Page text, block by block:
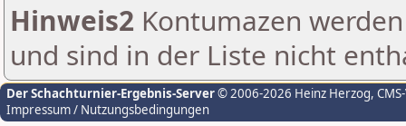
Hinweis2 Kontumazen
und sind in der Liste nicht
Der Schachturnier-Ergebnis-Server© 2006-2026 Heinz Herzog,
Impressum / Nutzungsbedingungen